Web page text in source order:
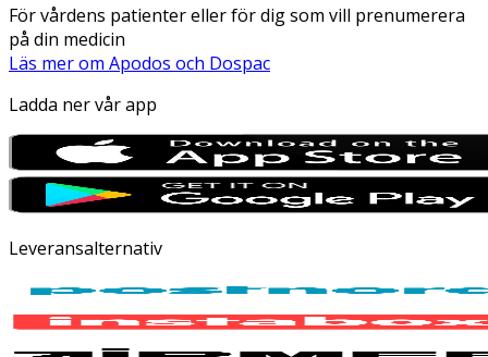
För vårdens patienter eller för dig som vill prenumerera
på din medicin
Läs mer om Apodos och Dospac
Ladda ner vår app
Leveransalternativ